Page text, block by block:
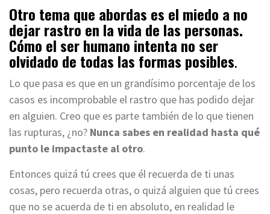
Otro tema que abordas es el miedo a no
dejar rastro en la vida de las personas.
Cómo el ser humano intenta no ser
olvidado de todas las formas posibles.
Lo que pasa es que en un grandísimo porcentaje de los
casos es incomprobable el rastro que has podido dejar
en alguien. Creo que es parte también de lo que tienen
las rupturas, ¿no? Nunca sabes en realidad hasta qué
punto le impactaste al otro.
Entonces quizá tú crees que él recuerda de ti unas
cosas, pero recuerda otras, o quizá alguien que tú crees
que no se acuerda de ti en absoluto, en realidad le